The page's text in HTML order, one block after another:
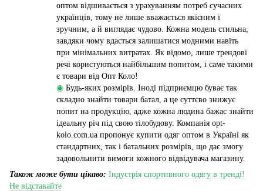
оптом відшивається з урахуванням потреб сучасних
українців, тому не лише вважається якісним і
зручним, а й виглядає чудово. Кожна модель стильна,
завдяки чому вдасться залишатися модними навіть
при мінімальних витратах. Як відомо, лише трендові
речі користуються найбільшим попитом, і саме такими
є товари від Опт Коло!
◉ Будь-яких розмірів. Іноді підприємцю буває так
складно знайти товари батал, а це суттєво знижує
попит на продукцію, адже кожна людина бажає знайти
ідеальну річ під свою тілобудову. Компанія opt-
kolo.com.ua пропонує купити одяг оптом в Україні як
стандартних, так і батальних розмірів, що дає змогу
задовольнити вимоги кожного відвідувача магазину.
Також може бути цікаво: Індустрія спортивного одягу в тренді!
Не відставайте